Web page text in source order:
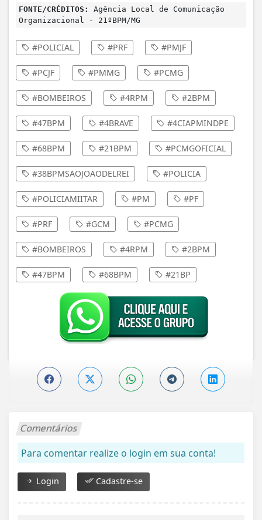
FONTE/CRÉDITOS:
Agência Local de Comunicação
Organizacional - 21ºBPM/MG
#POLICIAL #PRF #PMJF
#PCJF #PMMG #PCMG
#BOMBEIROS #4RPM #2BPM
#47BPM #4BRAVE #4CIAPMINDPE
#68BPM #21BPM #PCMGOFICIAL
#38BPMSAOJOAODELREI #POLICIA
#POLICIAMIITAR #PM #PF
#PRF #GCM #PCMG
#BOMBEIROS #4RPM #2BPM
#47BPM #68BPM #21BP
Comentários
Para comentar realize o login em sua conta!
Login Cadastre-se